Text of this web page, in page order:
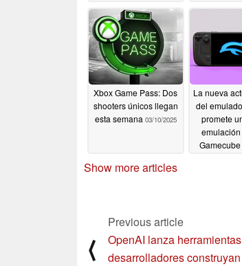
09/23/2025
Xbox Game Pass: Dos
shooters únicos llegan
esta semana 03/10/2025
La nueva
del
promete
Gamecube
Show more articles
⟨
Previous article
OpenAI lanza
desarrolladores